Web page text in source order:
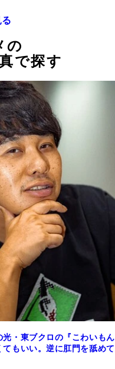
の
で探す
光・東ブクロの『こわいもん
もいい。逆に肛門を舐めて